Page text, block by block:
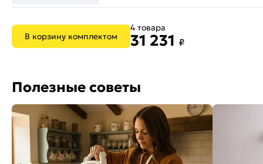
В корзину комплектом
4 товара
31 231 ₽
Полезные советы